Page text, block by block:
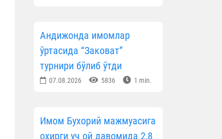
Андижонда имомлар
ўртасида “Заковат”
турнири бўлиб ўтди
07.08.2026 5836 1 min.
Имом Бухорий мажмуасига
охирги уч ой давомида 2,8